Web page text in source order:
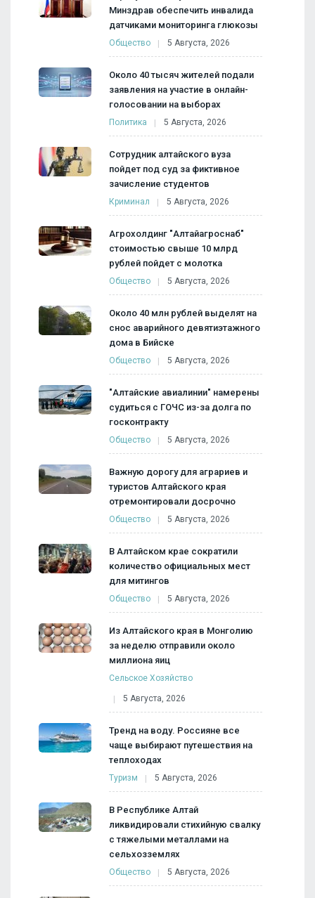
Минздрав обеспечить инвалида
датчиками мониторинга глюкозы
Общество 5 Августа, 2026
Около 40 тысяч жителей подали
заявления на участие в онлайн-
голосовании на выборах
Политика 5 Августа, 2026
Сотрудник алтайского вуза
пойдет под суд за фиктивное
зачисление студентов
Криминал 5 Августа, 2026
Агрохолдинг "Алтайагроснаб"
стоимостью свыше 10 млрд
рублей пойдет с молотка
Общество 5 Августа, 2026
Около 40 млн рублей выделят на
снос аварийного девятиэтажного
дома в Бийске
Общество 5 Августа, 2026
"Алтайские авиалинии" намерены
судиться с ГОЧС из-за долга по
госконтракту
Общество 5 Августа, 2026
Важную дорогу для аграриев и
туристов Алтайского края
отремонтировали досрочно
Общество 5 Августа, 2026
В Алтайском крае сократили
количество официальных мест
для митингов
Общество 5 Августа, 2026
Из Алтайского края в Монголию
за неделю отправили около
миллиона яиц
Сельское Хозяйство
5 Августа, 2026
Тренд на воду. Россияне все
чаще выбирают путешествия на
теплоходах
Туризм 5 Августа, 2026
В Республике Алтай
ликвидировали стихийную свалку
с тяжелыми металлами на
сельхозземлях
Общество 5 Августа, 2026